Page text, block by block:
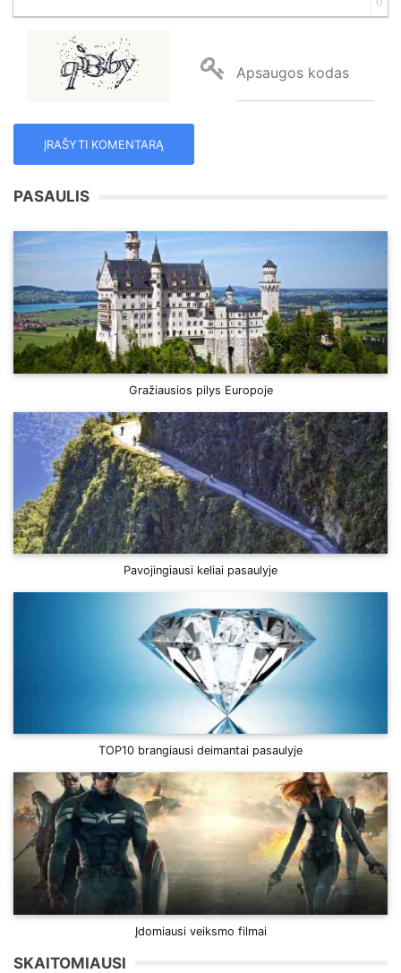
Apsaugos kodas
PASAULIS
Gražiausios pilys Europoje
Pavojingiausi keliai pasaulyje
TOP10 brangiausi deimantai pasaulyje
Įdomiausi veiksmo filmai
SKAITOMIAUSI